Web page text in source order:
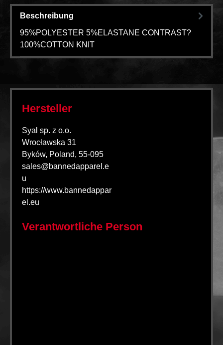
Beschreibung
95%POLYESTER 5%ELASTANE CONTRAST?
100%COTTON KNIT
Hersteller
Syal sp. z o.o.
Wrocławska 31
Byków, Poland, 55-095
sales@bannedapparel.e
u
https://www.bannedappar
el.eu
Verantwortliche Person